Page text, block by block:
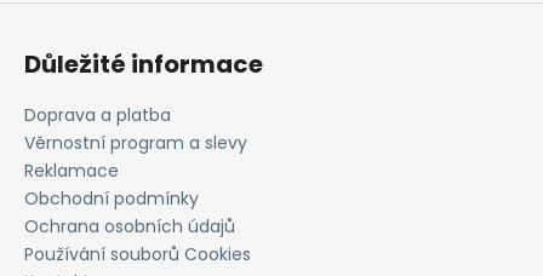
Důležité informace
Doprava a platba
Věrnostní program a slevy
Reklamace
Obchodní podmínky
Ochrana osobních údajů
Používání souborů Cookies